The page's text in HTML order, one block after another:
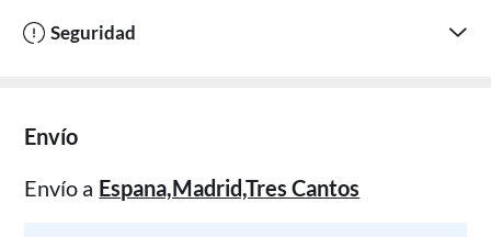
Seguridad
Envío
Envío a Espana,Madrid,Tres Cantos